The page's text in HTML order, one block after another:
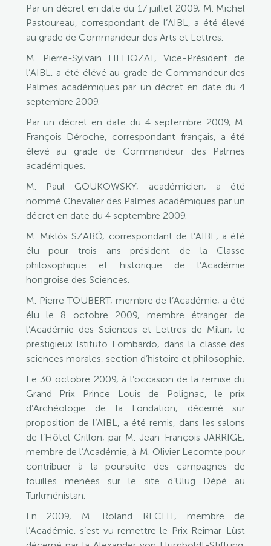
Par un décret en date du 17 juillet 2009, M. Michel
Pastoureau, correspondant de l’AIBL, a été élevé
au grade de Commandeur des Arts et Lettres.
M. Pierre-Sylvain FILLIOZAT, Vice-Président de
l’AIBL, a été élévé au grade de Commandeur des
Palmes académiques par un décret en date du 4
septembre 2009.
Par un décret en date du 4 septembre 2009, M.
François Déroche, correspondant français, a été
élevé au grade de Commandeur des Palmes
académiques.
M. Paul GOUKOWSKY, académicien, a été
nommé Chevalier des Palmes académiques par un
décret en date du 4 septembre 2009.
M. Miklós SZABÓ, correspondant de l’AIBL, a été
élu pour trois ans président de la Classe
philosophique et historique de l’Académie
hongroise des Sciences.
M. Pierre TOUBERT, membre de l’Académie, a été
élu le 8 octobre 2009, membre étranger de
l’Académie des Sciences et Lettres de Milan, le
prestigieux Istituto Lombardo, dans la classe des
sciences morales, section d’histoire et philosophie.
Le 30 octobre 2009, à l’occasion de la remise du
Grand Prix Prince Louis de Polignac, le prix
d’Archéologie de la Fondation, décerné sur
proposition de l’AIBL, a été remis, dans les salons
de l’Hôtel Crillon, par M. Jean-François JARRIGE,
membre de l’Académie, à M. Olivier Lecomte pour
contribuer à la poursuite des campagnes de
fouilles menées sur le site d’Ulug Dépé au
Turkménistan.
En 2009, M. Roland RECHT, membre de
l’Académie, s’est vu remettre le Prix Reimar-Lüst